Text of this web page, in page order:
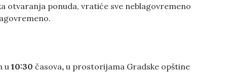
otvaranja ponuda, vratiće sve neblagovremeno
u 10:30 časova,u prostorijama Gradske opštine